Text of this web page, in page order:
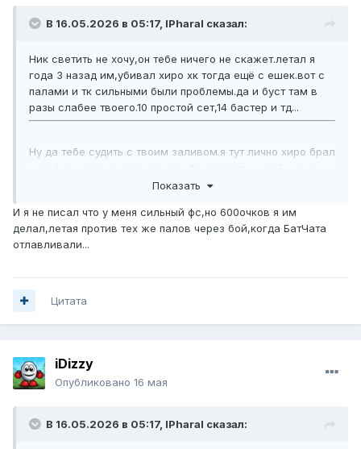
В 16.05.2026 в 05:17, lPharal сказал:
Ник светить не хочу,он тебе ничего не скажет.летал я
года 3 назад им,убивал хиро хк тогда ещё с ешек.вот с
палами и тк сильными были проблемы.да и буст там в
разы слабее твоего.10 простой сет,14 бастер и тд...
Ну да тебе судить с твоим заливом.я тут лично хиро брал
мне с ешек предлагали по очереди хиро
Показать
И я не писал что у меня сильный фс,но 600очков я им
делал,летая против тех же палов через бой,когда БатЧата
отлавливали...
Цитата
iDizzy
Опубликовано 16 мая
В 16.05.2026 в 05:17, lPharal сказал: